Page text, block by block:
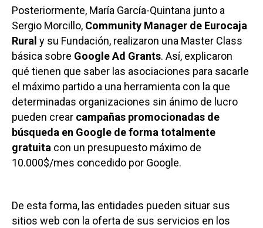
Posteriormente, María García-Quintana junto a
Sergio Morcillo, Community Manager de Eurocaja
Rural y su Fundación, realizaron una Master Class
básica sobre Google Ad Grants. Así, explicaron
qué tienen que saber las asociaciones para sacarle
el máximo partido a una herramienta con la que
determinadas organizaciones sin ánimo de lucro
pueden crear campañas promocionadas de
búsqueda en Google de forma totalmente
gratuita con un presupuesto máximo de
10.000$/mes concedido por Google.
De esta forma, las entidades pueden situar sus
sitios web con la oferta de sus servicios en los